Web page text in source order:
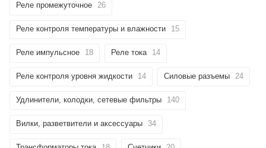
Реле промежуточное 26
Реле контроля температуры и влажности 15
Реле импульсное 18 Реле тока 14
Реле контроля уровня жидкости 14 Силовые разъемы 24
Удлинители, колодки, сетевые фильтры 140
Вилки, разветвители и аксессуары 34